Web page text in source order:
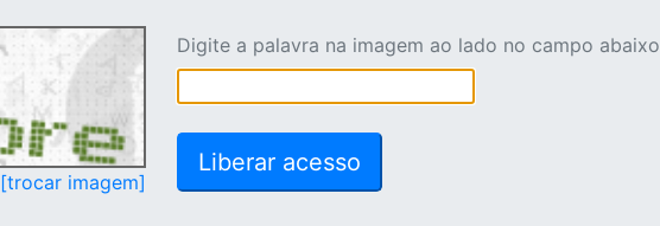
[trocar imagem]
Digite a palavra na imagem ao lado no campo abaixo